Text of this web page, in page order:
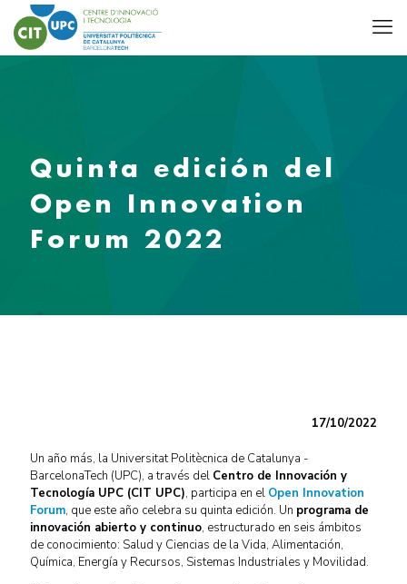
Quinta edición del
Open Innovation
Forum 2022
17/10/2022
Un año más, la Universitat Politècnica de Catalunya -
BarcelonaTech (UPC), a través del Centro de Innovación y
Tecnología UPC (CIT UPC), participa en el Open Innovation
Forum, que este año celebra su quinta edición. Un programa de
innovación abierto y continuo, estructurado en seis ámbitos
de conocimiento: Salud y Ciencias de la Vida, Alimentación,
Química, Energía y Recursos, Sistemas Industriales y Movilidad.